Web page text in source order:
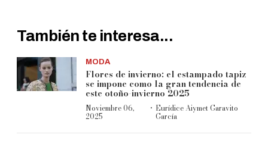
También te interesa...
MODA
Flores de invierno: el estampado tapiz
se impone como la gran tendencia de
este otoño-invierno 2025
Noviembre 06,
2025 · Eurídice Aiymet Garavito
García